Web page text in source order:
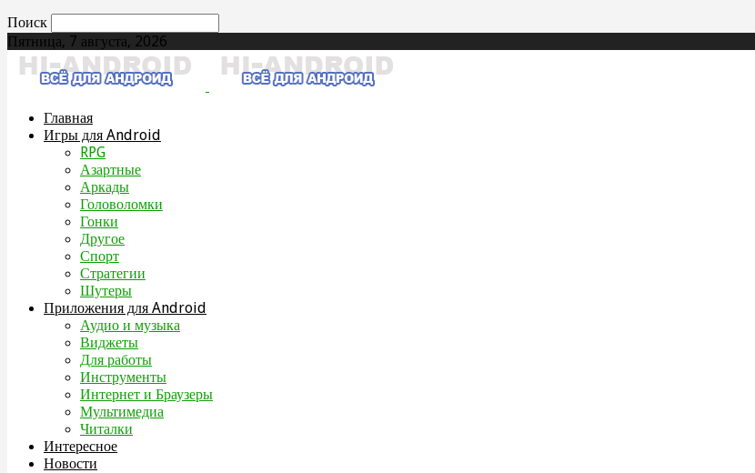
Поиск
Пятница, 7 августа, 2026
Главная
Игры для Android
RPG
Азартные
Аркады
Головоломки
Гонки
Другое
Спорт
Стратегии
Шутеры
Приложения для Android
Аудио и музыка
Виджеты
Для работы
Инструменты
Интернет и Браузеры
Мультимедиа
Читалки
Интересное
Новости